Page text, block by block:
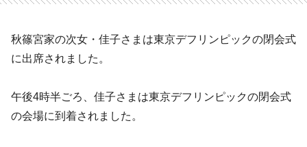
秋篠宮家の次女・佳子さまは東京デフリンピックの閉会式
に出席されました。
午後4時半ごろ、佳子さまは東京デフリンピックの閉会式
の会場に到着されました。